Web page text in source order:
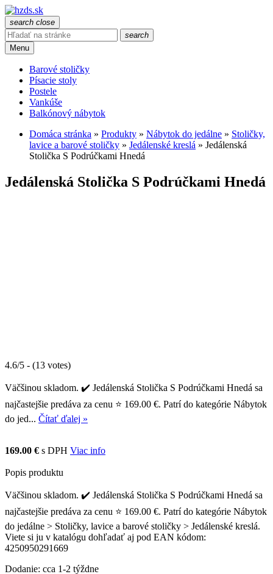
search close
search
Menu
Barové stoličky
Písacie stoly
Postele
Vankúše
Balkónový nábytok
Domáca stránka » Produkty » Nábytok do jedálne » Stoličky,
lavice a barové stoličky » Jedálenské kreslá » Jedálenská
Stolička S Podrúčkami Hnedá
Jedálenská Stolička S Podrúčkami Hnedá
4.6/5 - (13 votes)
Väčšinou skladom. ✔️ Jedálenská Stolička S Podrúčkami Hnedá sa
najčastejšie predáva za cenu ⭐ 169.00 €. Patrí do kategórie Nábytok
do jed... Čítať ďalej »
169.00 € s DPH Viac info
Popis produktu
Väčšinou skladom. ✔️ Jedálenská Stolička S Podrúčkami Hnedá sa
najčastejšie predáva za cenu ⭐ 169.00 €. Patrí do kategórie Nábytok
do jedálne > Stoličky, lavice a barové stoličky > Jedálenské kreslá.
Viete si ju v katalógu dohľadať aj pod EAN kódom:
4250950291669
Dodanie: cca 1-2 týždne